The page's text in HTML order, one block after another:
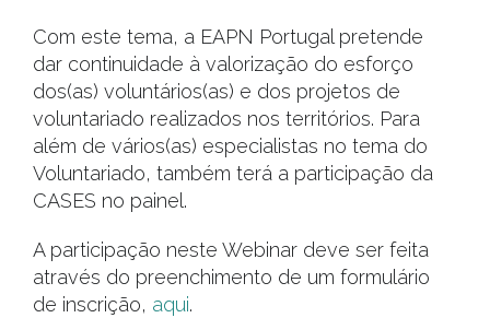
Com este tema, a EAPN Portugal pretende
dar continuidade à valorização do esforço
dos(as) voluntários(as) e dos projetos de
voluntariado realizados nos territórios. Para
além de vários(as) especialistas no tema do
Voluntariado, também terá a participação da
CASES no painel.
A participação neste Webinar deve ser feita
através do preenchimento de um formulário
de inscrição, aqui.